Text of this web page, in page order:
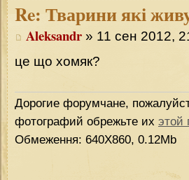
Re: Тварини які
Aleksandr » 11 сен 2012,
це що хомяк?
Дорогие форумчане,
фотографий обрежьте их этой
Обмеження: 640Х860, 0.12Mb